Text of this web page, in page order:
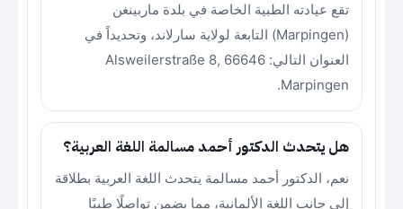
تقع عيادته الطبية الخاصة في بلدة ماربينغن
(Marpingen) التابعة لولاية سارلاند، وتحديداً في
العنوان التالي: Alsweilerstraße 8, 66646
Marpingen.
هل يتحدث الدكتور أحمد مسالمة اللغة العربية؟
نعم، الدكتور أحمد مسالمة يتحدث اللغة العربية بطلاقة
إلى جانب اللغة الألمانية، مما يضمن تواصلًا طبيًا